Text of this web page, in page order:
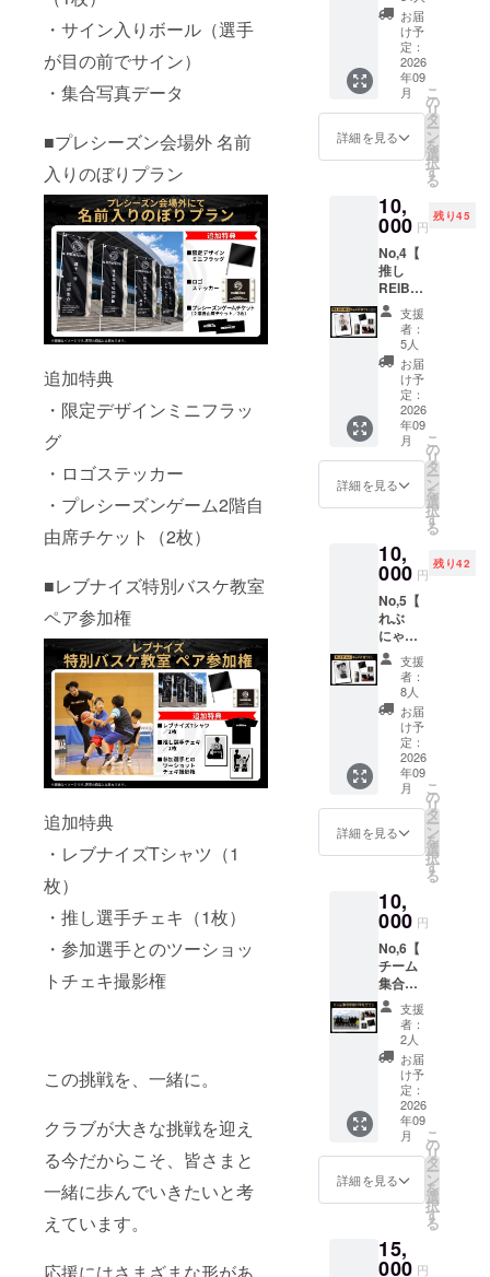
・サイン入りボール（選手
が目の前でサイン）
・集合写真データ
■プレシーズン会場外 名前
入りのぼりプラン
追加特典
・限定デザインミニフラッ
グ
・ロゴステッカー
・プレシーズンゲーム2階自
由席チケット（2枚）
■レブナイズ特別バスケ教室
ペア参加権
追加特典
・レブナイズTシャツ（1
枚）
・推し選手チェキ（1枚）
・参加選手とのツーショッ
トチェキ撮影権
この挑戦を、一緒に。
クラブが大きな挑戦を迎え
る今だからこそ、皆さまと
一緒に歩んでいきたいと考
えています。
応援にはさまざまな形があ
デザイ
ンの携
帯用壁
指定あ
り）】
・世界
に一つ
だけの
選べる
れ選手
チェキ
・限定
フラッ
グ（サ
イズ：
幅
300mm
×高さ
200mm
） ・ロ
ゴス
テッ
カー
（サイ
ズ：横
11cm×
8cm）
・代表
メッ
セージ
支援者
限定デ
ザイン
の携帯
用壁紙
※ご希望
の選手
を必ず
お選び
くださ
い。
お届
け予
定：
2026
年09
月
詳細を見る
こ
の
リ
タ
ー
ン
を
選
択
す
る
10,
000 円
残り45
No,4【
推し
REIBES
チェキ
応援プ
ラン
（メン
バー指
定あ
り）】
・世界
に一つ
だけの
選べる
れ
REIBES
・限定
デザイ
ンミニ
フラッ
グ（サ
イズ：
幅
300mm
×高さ
200mm
） ・ロ
ゴス
テッ
カー
（サイ
ズ：横
11cm×
からの
お礼
セージ
動画 ※
収録時
間：1分
程度 提
供方
法：
メール
にて動
画URL
をお送
りいた
しま
す。 ・
の携帯
用壁紙
支援
者：
5人
お届
け予
定：
2026
年09
月
詳細を見る
こ
の
リ
タ
ー
ン
を
選
択
す
る
10,
000 円
残り42
No,5【
れぶ
にゃん
チェキ
応援プ
ラン】
・世界
に一つ
だけの
選べる
れぶ
にゃん
チェキ
・限定
デザイ
グ（サ
イズ：
幅
300mm
×高さ
200mm
） ・ロ
ゴス
テッ
カー
（サイ
ズ：横
11cm×
8cm）
・選手
からの
動画 ※
収録時
支援
者：
8人
お届
け予
定：
2026
年09
月
詳細を見る
こ
の
リ
タ
ー
ン
を
選
択
す
る
10,
000 円
No,6【
チーム
集合写
真パネ
ルプラ
ン】 ・
チーム
集合写
真パネ
ル ・限
定デザ
インミ
ニフ
ラッグ
（サイ
×高さ
200mm
支援
者：
2人
お届
け予
定：
2026
年09
月
詳細を見る
こ
の
リ
タ
ー
ン
を
選
択
す
る
15,
000 円